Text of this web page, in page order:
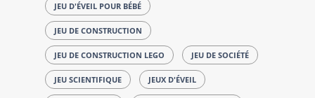
JEU D'ÉVEIL POUR BÉBÉ
JEU DE CONSTRUCTION
JEU DE CONSTRUCTION LEGO JEU DE SOCIÉTÉ
JEU SCIENTIFIQUE JEUX D'ÉVEIL